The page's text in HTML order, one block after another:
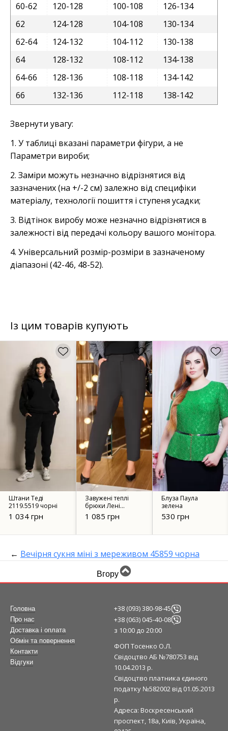
60-62
120-128 100-108
126-134
62
124-128 104-108
130-134
62-64
124-132 104-112
130-138
64
128-132 108-112
134-138
64-66
128-136 108-118
134-142
66
132-136 112-118 138-142
Звернути увагу:
1. У таблиці вказані параметри фігури, а не
Параметри вироби;
2. Заміри можуть незначно відрізнятися від
зазначених (на +/-2 см) залежно від специфіки
матеріалу, технології пошиття і ступеня усадки;
3. Відтінок виробу може незначно відрізнятися в
залежності від передачі кольору вашого монітора.
4. Універсальний розмір-розміри в зазначеному
діапазоні (42-46, 48-52).
Із цим товарів купують
Завужені теплі
брюки Лені
темно-сірі
1 085 грн
Блуза Паула
зелена
530 грн
Джоггери з
поясом на гумці
кольору айворі
1 056 грн
← Вечірня сукня міні з мереживом 45859 чорна
Вгору
Головна
Про нас
Доставка і оплата
Обмін та повернення
Контакти
Відгуки
+38 (093) 380-98-45
+38 (063) 045-40-08
з 10:00 до 20:00
ФОП Тосенко О.Л.
Свідоцтво АБ №780753 від
10.04.2013 р.
Свідоцтво платника єдиного
податку №582002 від 01.05.2013
р.
Адреса: Воскресенський
проспект, 18а, Київ, Україна,